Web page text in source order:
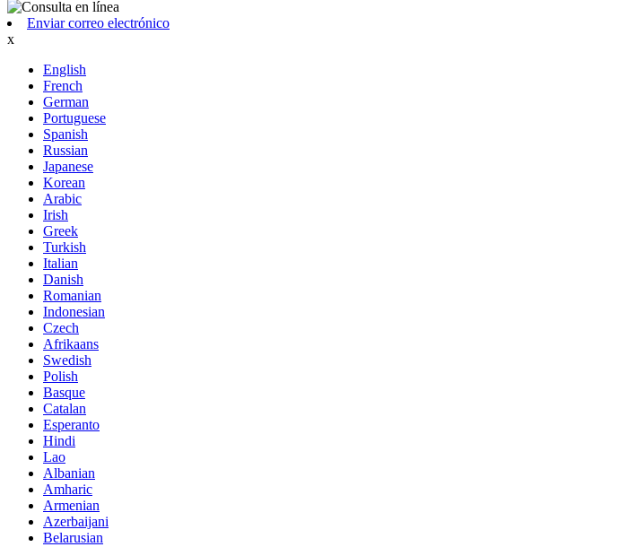
Enviar correo electrónico
x
English
French
German
Portuguese
Spanish
Russian
Japanese
Korean
Arabic
Irish
Greek
Turkish
Italian
Danish
Romanian
Indonesian
Czech
Afrikaans
Swedish
Polish
Basque
Catalan
Esperanto
Hindi
Lao
Albanian
Amharic
Armenian
Azerbaijani
Belarusian